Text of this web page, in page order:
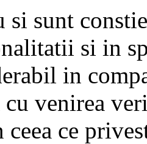
si sunt
si in
in
cu venirea
ce